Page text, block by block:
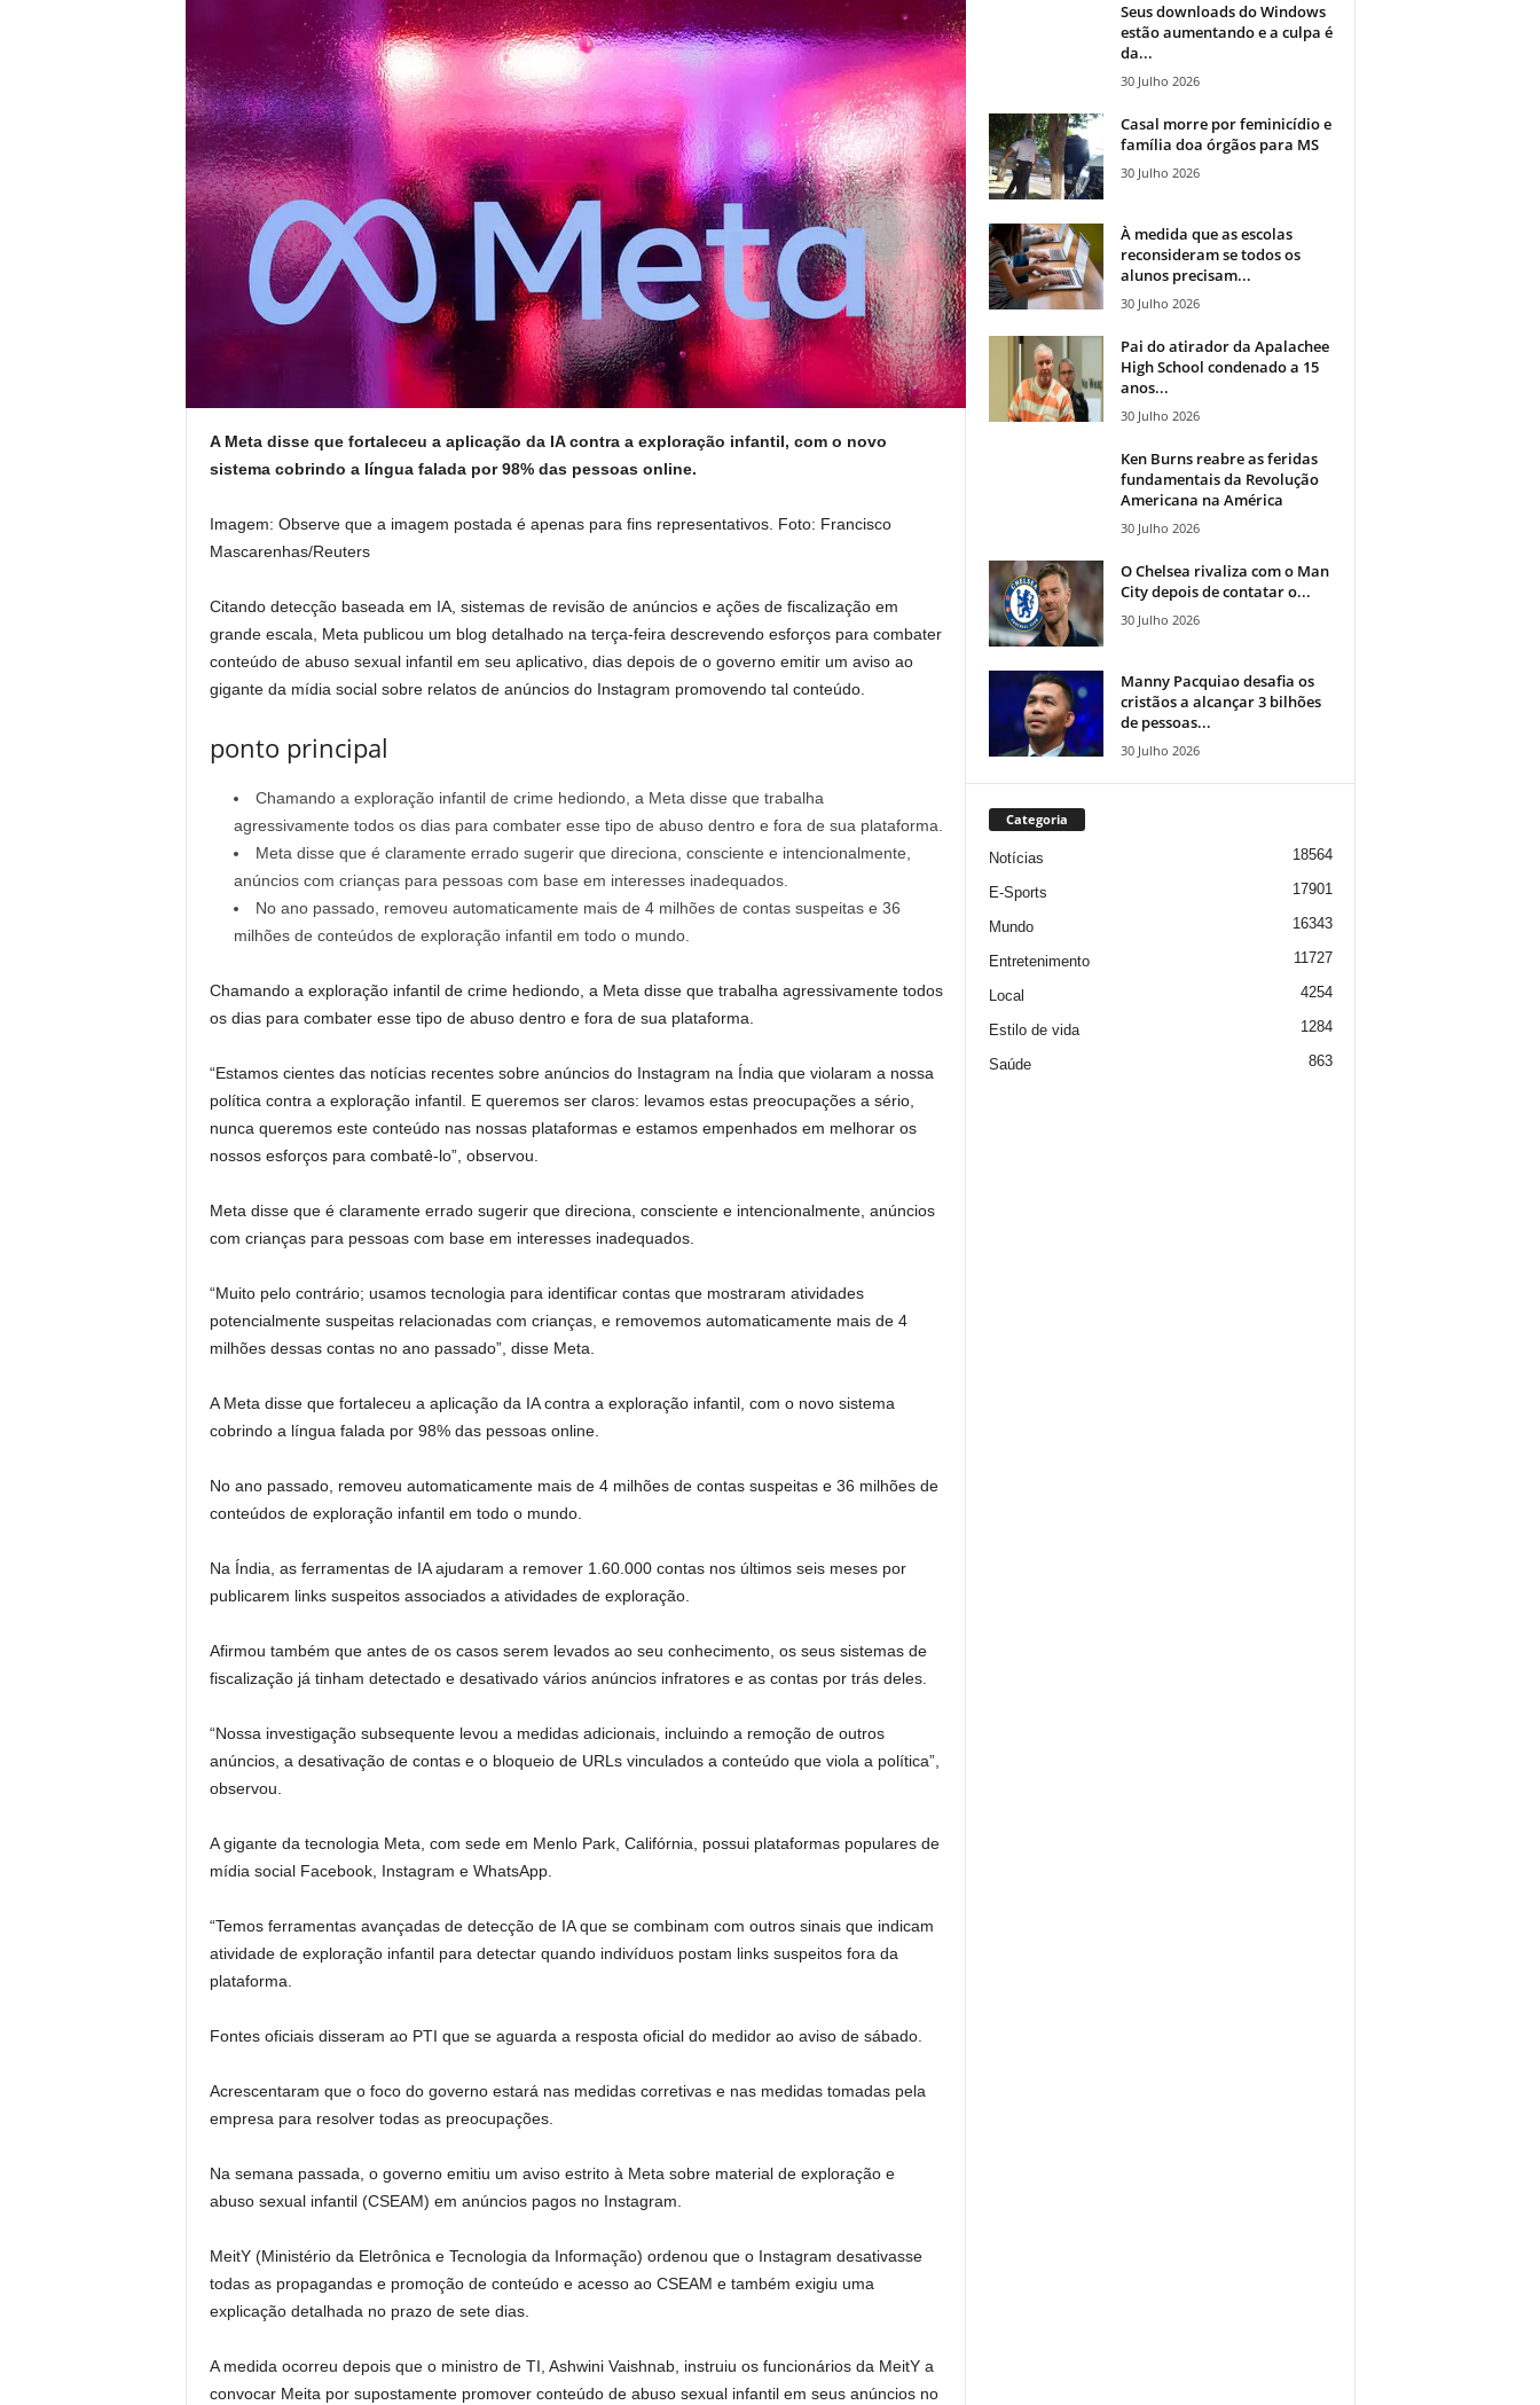
A Meta disse que fortaleceu a aplicação da IA ​​contra a exploração infantil, com o novo
sistema cobrindo a língua falada por 98% das pessoas online.
Imagem: Observe que a imagem postada é apenas para fins representativos. Foto: Francisco
Mascarenhas/Reuters
Citando detecção baseada em IA, sistemas de revisão de anúncios e ações de fiscalização em
grande escala, Meta publicou um blog detalhado na terça-feira descrevendo esforços para combater
conteúdo de abuso sexual infantil em seu aplicativo, dias depois de o governo emitir um aviso ao
gigante da mídia social sobre relatos de anúncios do Instagram promovendo tal conteúdo.
ponto principal
Chamando a exploração infantil de crime hediondo, a Meta disse que trabalha
agressivamente todos os dias para combater esse tipo de abuso dentro e fora de sua plataforma.
Meta disse que é claramente errado sugerir que direciona, consciente e intencionalmente,
anúncios com crianças para pessoas com base em interesses inadequados.
No ano passado, removeu automaticamente mais de 4 milhões de contas suspeitas e 36
milhões de conteúdos de exploração infantil em todo o mundo.
Chamando a exploração infantil de crime hediondo, a Meta disse que trabalha agressivamente todos
os dias para combater esse tipo de abuso dentro e fora de sua plataforma.
“Estamos cientes das notícias recentes sobre anúncios do Instagram na Índia que violaram a nossa
política contra a exploração infantil. E queremos ser claros: levamos estas preocupações a sério,
nunca queremos este conteúdo nas nossas plataformas e estamos empenhados em melhorar os
nossos esforços para combatê-lo”, observou.
Meta disse que é claramente errado sugerir que direciona, consciente e intencionalmente, anúncios
com crianças para pessoas com base em interesses inadequados.
“Muito pelo contrário; usamos tecnologia para identificar contas que mostraram atividades
potencialmente suspeitas relacionadas com crianças, e removemos automaticamente mais de 4
milhões dessas contas no ano passado”, disse Meta.
A Meta disse que fortaleceu a aplicação da IA ​​contra a exploração infantil, com o novo sistema
cobrindo a língua falada por 98% das pessoas online.
No ano passado, removeu automaticamente mais de 4 milhões de contas suspeitas e 36 milhões de
conteúdos de exploração infantil em todo o mundo.
Na Índia, as ferramentas de IA ajudaram a remover 1.60.000 contas nos últimos seis meses por
publicarem links suspeitos associados a atividades de exploração.
Afirmou também que antes de os casos serem levados ao seu conhecimento, os seus sistemas de
fiscalização já tinham detectado e desativado vários anúncios infratores e as contas por trás deles.
“Nossa investigação subsequente levou a medidas adicionais, incluindo a remoção de outros
anúncios, a desativação de contas e o bloqueio de URLs vinculados a conteúdo que viola a política”,
observou.
A gigante da tecnologia Meta, com sede em Menlo Park, Califórnia, possui plataformas populares de
mídia social Facebook, Instagram e WhatsApp.
“Temos ferramentas avançadas de detecção de IA que se combinam com outros sinais que indicam
atividade de exploração infantil para detectar quando indivíduos postam links suspeitos fora da
plataforma.
Fontes oficiais disseram ao PTI que se aguarda a resposta oficial do medidor ao aviso de sábado.
Acrescentaram que o foco do governo estará nas medidas corretivas e nas medidas tomadas pela
empresa para resolver todas as preocupações.
Na semana passada, o governo emitiu um aviso estrito à Meta sobre material de exploração e
abuso sexual infantil (CSEAM) em anúncios pagos no Instagram.
MeitY (Ministério da Eletrônica e Tecnologia da Informação) ordenou que o Instagram desativasse
todas as propagandas e promoção de conteúdo e acesso ao CSEAM e também exigiu uma
explicação detalhada no prazo de sete dias.
A medida ocorreu depois que o ministro de TI, Ashwini Vaishnab, instruiu os funcionários da MeitY a
convocar Meita por supostamente promover conteúdo de abuso sexual infantil em seus anúncios no
Seus downloads do Windows
estão aumentando e a culpa é
da...
30 Julho 2026
Casal morre por feminicídio e
família doa órgãos para MS
30 Julho 2026
À medida que as escolas
reconsideram se todos os
alunos precisam...
30 Julho 2026
Pai do atirador da Apalachee
High School condenado a 15
anos...
30 Julho 2026
Ken Burns reabre as feridas
fundamentais da Revolução
Americana na América
30 Julho 2026
O Chelsea rivaliza com o Man
City depois de contatar o...
30 Julho 2026
Manny Pacquiao desafia os
cristãos a alcançar 3 bilhões
de pessoas...
30 Julho 2026
Categoria
Notícias 18564
E-Sports 17901
Mundo 16343
Entretenimento 11727
Local 4254
Estilo de vida 1284
Saúde 863